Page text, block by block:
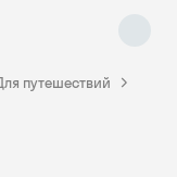
путешествий